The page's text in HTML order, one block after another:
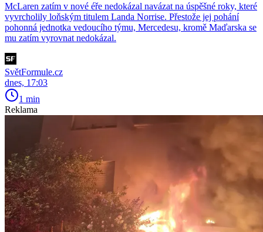
McLaren zatím v nové éře nedokázal navázat na úspěšné roky, které
vyvrcholily loňským titulem Landa Norrise. Přestože jej pohání
pohonná jednotka vedoucího týmu, Mercedesu, kromě Maďarska se
mu zatím vyrovnat nedokázal.
SvětFormule.cz
dnes, 17:03
1 min
Reklama